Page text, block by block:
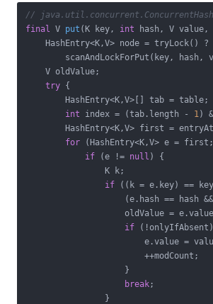
//
final V put (K key, int hash, V value,
    HashEntry<K,V> node = tryLock() ?
scanAndLockForPut(key, hash,
    V oldValue;
try {
        HashEntry<K,V>[] tab = table;
int index = (tab.length - 1)
HashEntry<K,V> first =
for (HashEntry<K,V> e =
if (e != null ) {
                K k;
if ((k = e.key) ==
(e.hash == hash
oldValue =
if
e.value =
                        ++modCount;
                    }
break;
                }